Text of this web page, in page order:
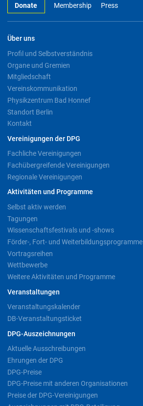
Donate Membership Press
Über uns
Profil und Selbstverständnis
Organe und Gremien
Mitgliedschaft
Vereinskommunikation
Physikzentrum Bad Honnef
Standort Berlin
Kontakt
Vereinigungen der DPG
Fachliche Vereinigungen
Fachübergreifende Vereinigungen
Regionale Vereinigungen
Aktivitäten und Programme
Selbst aktiv werden
Tagungen
Wissenschaftsfestivals und -shows
Förder-, Fort- und Weiterbildungsprogramme
Vortragsreihen
Wettbewerbe
Weitere Aktivitäten und Programme
Veranstaltungen
Veranstaltungskalender
DB-Veranstaltungsticket
DPG-Auszeichnungen
Aktuelle Ausschreibungen
Ehrungen der DPG
DPG-Preise
DPG-Preise mit anderen Organisationen
Preise der DPG-Vereinigungen